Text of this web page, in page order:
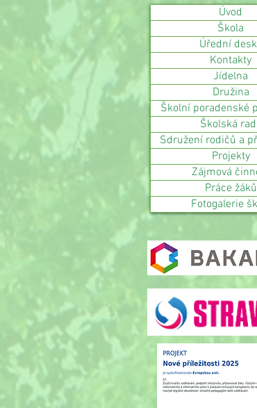
Úvod
Škola
Úřední
Kontakty
Jídelna
Družina
Školní poradenské
Školská
Sdružení rodičů a
Projekty
Zájmová
Práce žáků
Fotogalerie